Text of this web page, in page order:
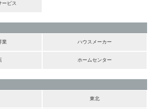
ービス
業 ハウスメーカー
ホームセンター
東北